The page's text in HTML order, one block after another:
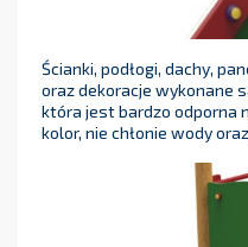
Ścianki, podłogi, dachy,
oraz dekoracje wykonane
która jest bardzo odporna
kolor, nie chłonie wody